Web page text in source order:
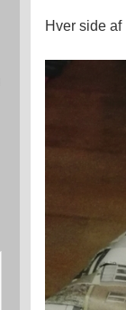
Hver side